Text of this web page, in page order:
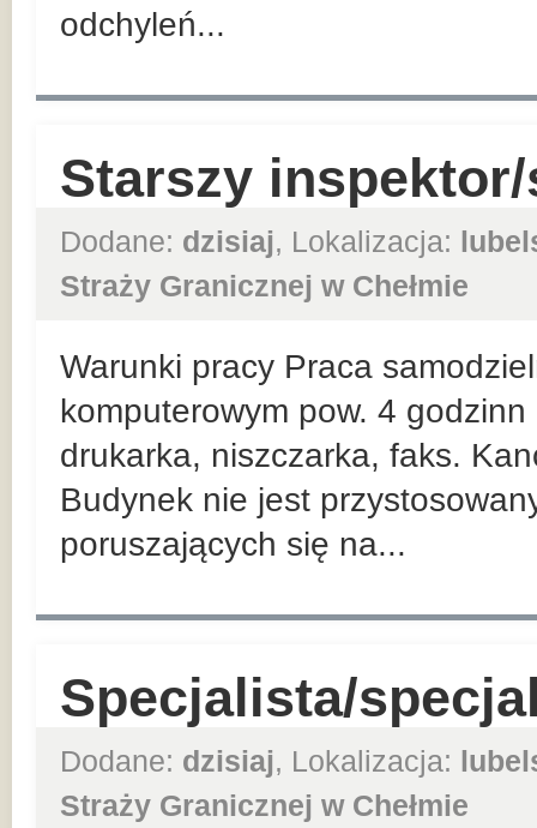
odchyleń...
Starszy
Dodane: dzisiaj, Lokalizacja:
Straży Granicznej w Chełmie
Warunki pracy Praca
komputerowym pow. 4
drukarka, niszczarka, faks.
Budynek nie jest
poruszających się na...
Specjalista/
Dodane: dzisiaj, Lokalizacja:
Straży Granicznej w Chełmie